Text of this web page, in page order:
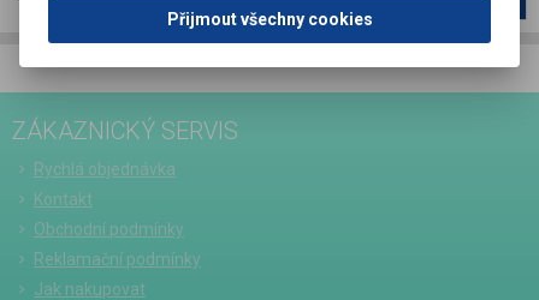
ZÁKAZNICKÝ SERVIS
Rychlá objednávka
Kontakt
Obchodní podmínky
Reklamační podmínky
Jak nakupovat
Přijmout všechny cookies